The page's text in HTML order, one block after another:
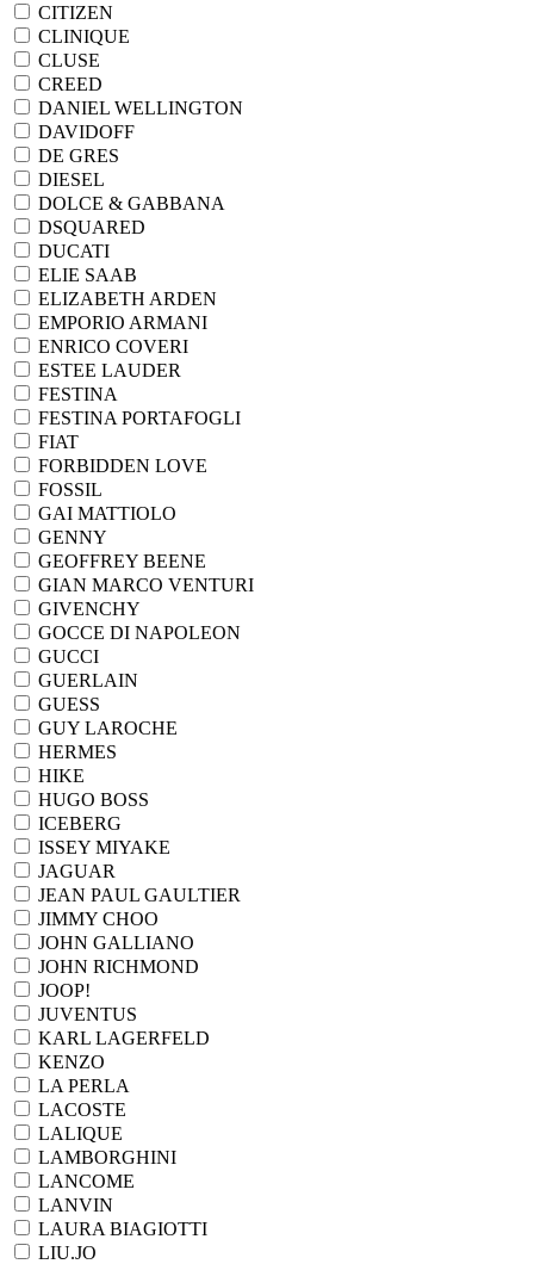
CITIZEN
CLINIQUE
CLUSE
CREED
DANIEL WELLINGTON
DAVIDOFF
DE GRES
DIESEL
DOLCE & GABBANA
DSQUARED
DUCATI
ELIE SAAB
ELIZABETH ARDEN
EMPORIO ARMANI
ENRICO COVERI
ESTEE LAUDER
FESTINA
FESTINA PORTAFOGLI
FIAT
FORBIDDEN LOVE
FOSSIL
GAI MATTIOLO
GENNY
GEOFFREY BEENE
GIAN MARCO VENTURI
GIVENCHY
GOCCE DI NAPOLEON
GUCCI
GUERLAIN
GUESS
GUY LAROCHE
HERMES
HIKE
HUGO BOSS
ICEBERG
ISSEY MIYAKE
JAGUAR
JEAN PAUL GAULTIER
JIMMY CHOO
JOHN GALLIANO
JOHN RICHMOND
JOOP!
JUVENTUS
KARL LAGERFELD
KENZO
LA PERLA
LACOSTE
LALIQUE
LAMBORGHINI
LANCOME
LANVIN
LAURA BIAGIOTTI
LIU.JO